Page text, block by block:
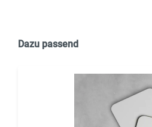
Dazu passend